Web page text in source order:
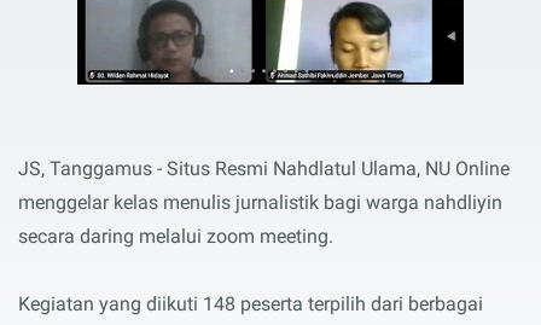
JS, Tanggamus - Situs Resmi Nahdlatul Ulama, NU Online
menggelar kelas menulis jurnalistik bagi warga nahdliyin
secara daring melalui zoom meeting.
Kegiatan yang diikuti 148 peserta terpilih dari berbagai